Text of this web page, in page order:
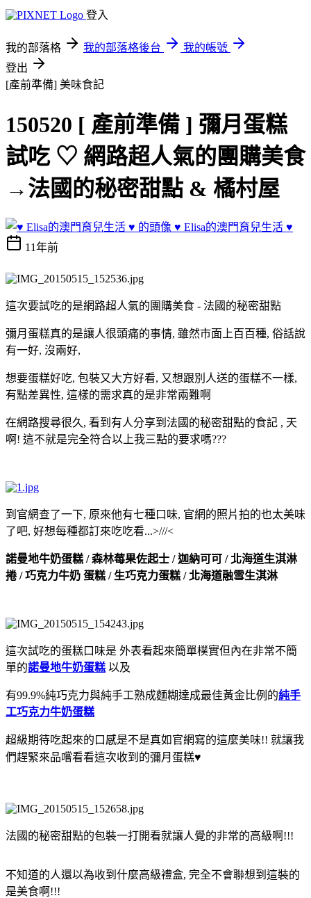
登入
我的部落格 我的部落格後台
我的帳號
登出
[產前準備] 美味食記
150520 [ 產前準備 ] 彌月蛋糕
試吃 ♡ 網路超人氣的團購美食
→法國的秘密甜點 & 橘村屋
♥ Elisa的澳門育兒生活 ♥
11年前
這次要試吃的是網路超人氣的團購美食 - 法國的秘密甜點
彌月蛋糕真的是讓人很頭痛的事情, 雖然市面上百百種, 俗話說
有一好, 沒兩好,
想要蛋糕好吃, 包裝又大方好看, 又想跟別人送的蛋糕不一樣,
有點差異性, 這樣的需求真的是非常兩難啊
在網路搜尋很久, 看到有人分享到法國的秘密甜點的食記 , 天
啊! 這不就是完全符合以上我三點的要求嗎???
到官網查了一下, 原來他有七種口味, 官網的照片拍的也太美味
了吧, 好想每種都訂來吃吃看...>///<
諾曼地牛奶蛋糕 / 森林莓果佐起士 / 迦納可可 / 北海道生淇淋
捲 / 巧克力牛奶 蛋糕 / 生巧克力蛋糕 / 北海道融雪生淇淋
這次試吃的蛋糕口味是 外表看起來簡單樸實但內在非常不簡
單的諾曼地牛奶蛋糕 以及
有99.9%純巧克力與純手工熟成麵糊達成最佳黃金比例的純手
工巧克力牛奶蛋糕
超級期待吃起來的口感是不是真如官網寫的這麼美味!! 就讓我
們趕緊來品嚐看看這次收到的彌月蛋糕♥
法國的秘密甜點的包裝一打開看就讓人覺的非常的高級啊!!!
不知道的人還以為收到什麼高級禮盒, 完全不會聯想到這裝的
是美食啊!!!